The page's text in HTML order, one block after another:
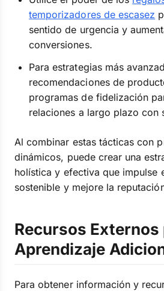
temporizadores de escasez
sentido de urgencia y
conversiones.
Para estrategias más
recomendaciones de
programas de fidelización
relaciones a largo plazo con
Al combinar estas tácticas con
dinámicos, puede crear una
holística y efectiva que impulse
sostenible y mejore la
Recursos Externos
Aprendizaje
Para obtener información y